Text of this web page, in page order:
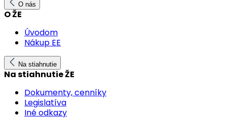
O nás
O ŽE
Úvodom
Nákup EE
Na stiahnutie
Na stiahnutie ŽE
Dokumenty, cenníky
Legislatíva
Iné odkazy